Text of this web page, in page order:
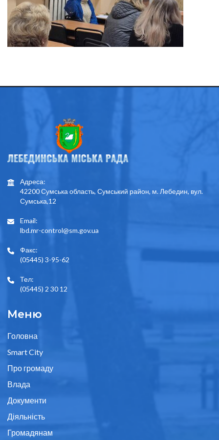
Адреса:
42200 Сумська область, Сумський район, м. Лебедин, вул.
Сумська,12
Email:
lbd.mr-control@sm.gov.ua
Факс:
(05445) 3-95-62
Тел:
(05445) 2 30 12
Меню
Головна
Smart City
Про громаду
Влада
Документи
Діяльність
Громадянам